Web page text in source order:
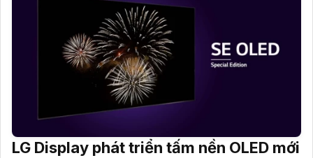
LG Display phát triển tấm nền OLED mới